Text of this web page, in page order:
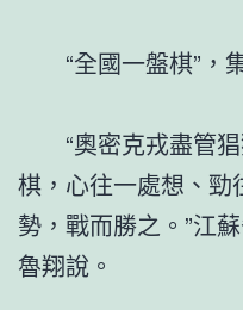
“全國一盤棋”，
“奧密克戎盡管猖
棋，心往一處想、勁
勢，戰而勝之。”江
魯翔說。